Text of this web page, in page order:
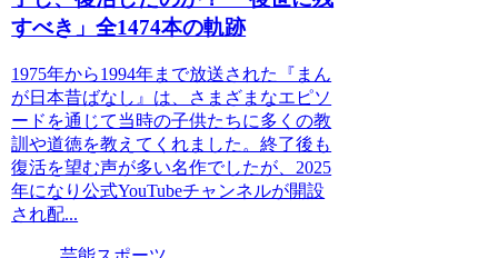
すべき」全1474本の軌跡
1975年から1994年まで放送された『まん
が日本昔ばなし』は、さまざまなエピソ
ードを通じて当時の子供たちに多くの教
訓や道徳を教えてくれました。終了後も
復活を望む声が多い名作でしたが、2025
年になり公式YouTubeチャンネルが開設
され配...